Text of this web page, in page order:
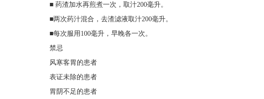
■ 药渣加水再煎煮一次，取汁200毫升。
■两次药汁混合，去渣滤液取汁200毫升。
■每次服用100毫升，早晚各一次。
禁忌
风寒客胃的患者
表证未除的患者
胃阴不足的患者